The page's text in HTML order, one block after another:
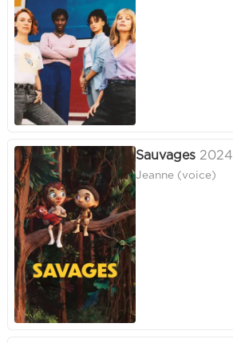
Sauvages 2024
Jeanne (voice)